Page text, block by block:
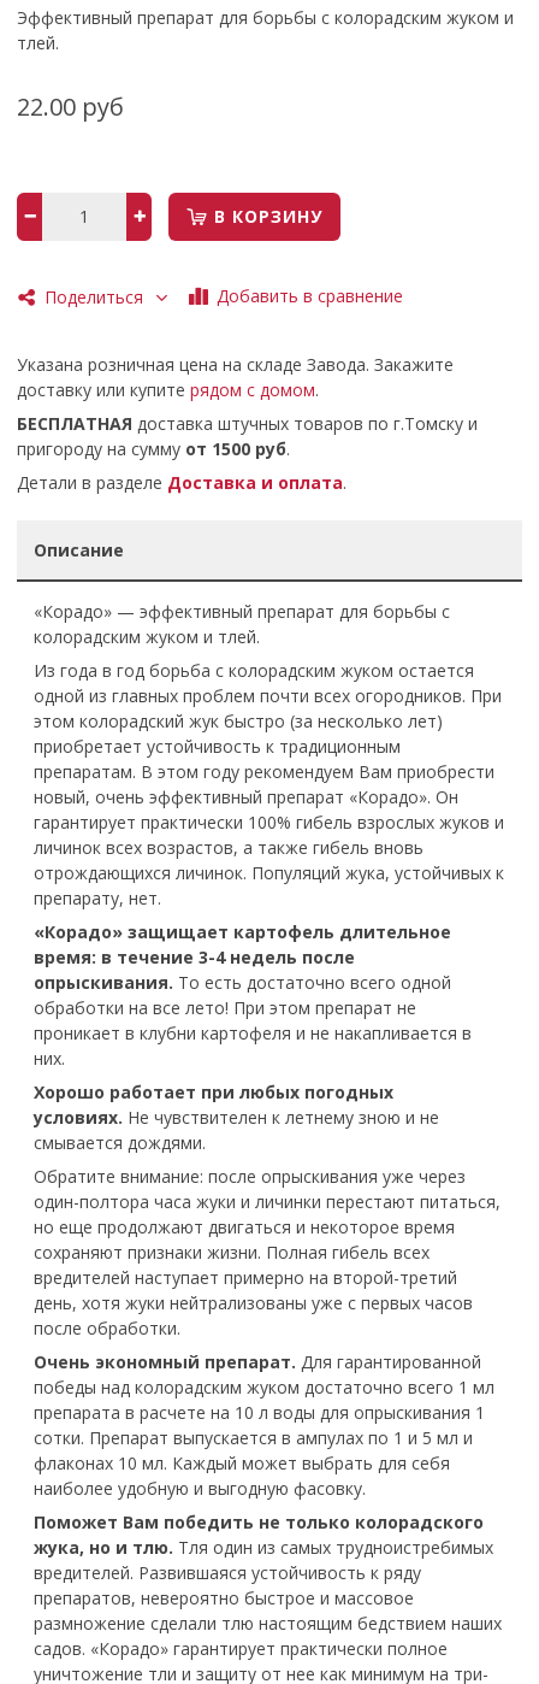
Эффективный препарат для борьбы с колорадским жуком и
тлей.
22.00 руб
В КОРЗИНУ
Поделиться Добавить в сравнение
Указана розничная цена на складе Завода. Закажите
доставку или купитерядом с домом.
БЕСПЛАТНАЯ доставка штучных товаров по г.Томску и
пригороду на сумму от 1500 руб.
Детали в разделе Доставка и оплата.
Описание
«Корадо» — эффективный препарат для борьбы с
колорадским жуком и тлей.
Из года в год борьба с колорадским жуком остается
одной из главных проблем почти всех огородников. При
этом колорадский жук быстро (за несколько лет)
приобретает устойчивость к традиционным
препаратам. В этом году рекомендуем Вам приобрести
новый, очень эффективный препарат «Корадо». Он
гарантирует практически 100% гибель взрослых жуков и
личинок всех возрастов, а также гибель вновь
отрождающихся личинок. Популяций жука, устойчивых к
препарату, нет.
«Корадо» защищает картофель длительное
время: в течение 3-4 недель после
опрыскивания. То есть достаточно всего одной
обработки на все лето! При этом препарат не
проникает в клубни картофеля и не накапливается в
них.
Хорошо работает при любых погодных
условиях. Не чувствителен к летнему зною и не
смывается дождями.
Обратите внимание: после опрыскивания уже через
один-полтора часа жуки и личинки перестают питаться,
но еще продолжают двигаться и некоторое время
сохраняют признаки жизни. Полная гибель всех
вредителей наступает примерно на второй-третий
день, хотя жуки нейтрализованы уже с первых часов
после обработки.
Очень экономный препарат. Для гарантированной
победы над колорадским жуком достаточно всего 1 мл
препарата в расчете на 10 л воды для опрыскивания 1
сотки. Препарат выпускается в ампулах по 1 и 5 мл и
флаконах 10 мл. Каждый может выбрать для себя
наиболее удобную и выгодную фасовку.
Поможет Вам победить не только колорадского
жука, но и тлю. Тля один из самых трудноистребимых
вредителей. Развившаяся устойчивость к ряду
препаратов, невероятно быстрое и массовое
размножение сделали тлю настоящим бедствием наших
садов. «Корадо» гарантирует практически полное
уничтожение тли и защиту от нее как минимум на три-